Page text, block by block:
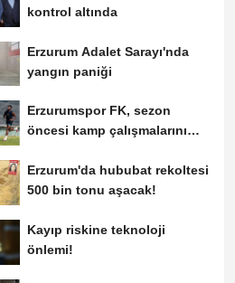
kontrol altında
Erzurum Adalet Sarayı'nda
yangın paniği
Erzurumspor FK, sezon
öncesi kamp çalışmalarını
Erzurum'da hububat rekoltesi
500 bin tonu aşacak!
Kayıp riskine teknoloji
önlemi!